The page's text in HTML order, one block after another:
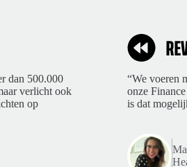
dan 500.000
verlicht ook
op
“We voeren
onze
is dat